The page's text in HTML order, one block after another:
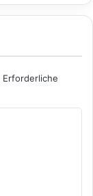
Erforderliche